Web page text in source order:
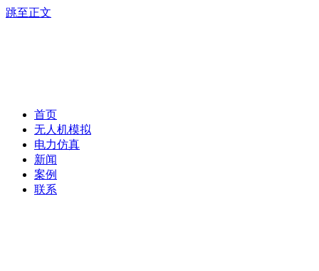
跳至正文
首页
无人机模拟
电力仿真
新闻
案例
联系